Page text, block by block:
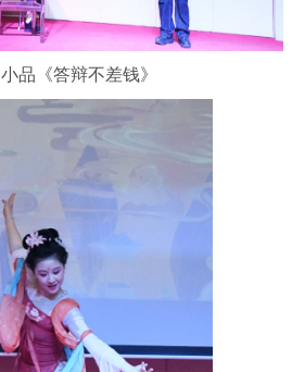
小品《答辩不差钱》